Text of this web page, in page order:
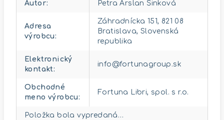
Autor: Petra Arslan Šinková
Adresa
výrobcu:
Záhradnícka 151, 821 08
Bratislava, Slovenská
republika
Elektronický
kontakt:
info@fortunagroup.sk
Obchodné
meno výrobcu:
Fortuna Libri, spol. s r.o.
Položka bola vypredaná…